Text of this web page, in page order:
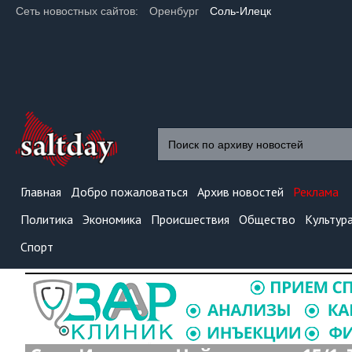
Сеть новостных сайтов: Оренбург Соль-Илецк
Главная Добро пожаловаться Архив новостей
Реклама
Политика Экономика Происшествия Общество
Спорт